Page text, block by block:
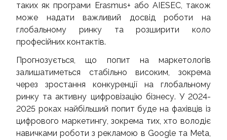
таких як програми Erasmus+ або AIESEC, також
може надати важливий досвід роботи на
глобальному ринку та розширити коло
професійних контактів.
Прогнозується, що попит на маркетологів
залишатиметься стабільно високим, зокрема
через зростання конкуренції на глобальному
ринку та активну цифровізацію бізнесу. У 2024-
2025 роках найбільший попит буде на фахівців із
цифрового маркетингу, зокрема тих, хто володіє
навичками роботи з рекламою в Google та Meta,